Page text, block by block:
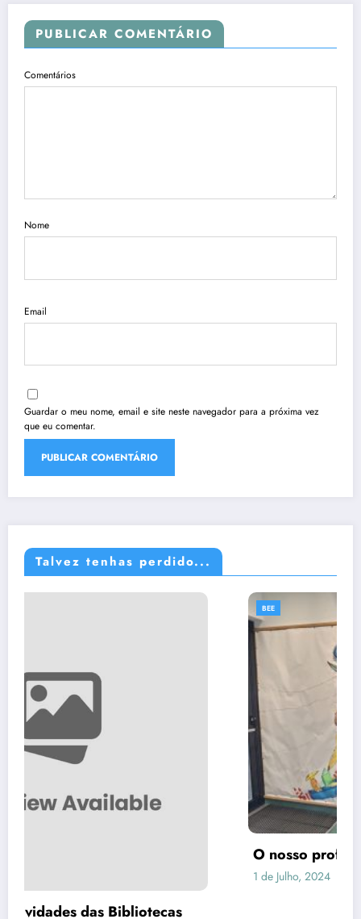
PUBLICAR COMENTÁRIO
Comentários
Nome
Email
Guardar o meu nome, email e site neste navegador para a próxima vez
que eu comentar.
Talvez tenhas perdido...